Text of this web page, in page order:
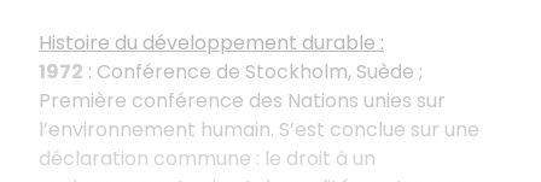
Histoire du développement durable :
1972 : Conférence de Stockholm, Suède ;
Première conférence des Nations unies sur
l’environnement humain. S’est conclue sur une
déclaration commune : le droit à un